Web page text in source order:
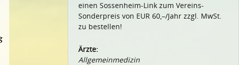
einen Sossenheim-Link zum Vereins-
Sonderpreis von EUR 60,–/Jahr zzgl. MwSt.
zu bestellen!
Ärzte:
Allgemeinmedizin